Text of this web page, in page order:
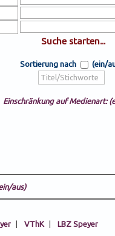
Sortierung nach (ein/
Einschränkung auf Medienart:
aus)
| VThK | LBZ Speyer